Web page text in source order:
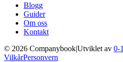
Blogg
Guider
Om oss
Kontakt
© 2026 Companybook|Utviklet av 0-1
VilkårPersonvern